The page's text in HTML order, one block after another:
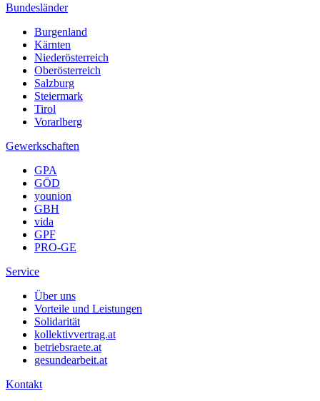
Bundesländer
Burgenland
Kärnten
Niederösterreich
Oberösterreich
Salzburg
Steiermark
Tirol
Vorarlberg
Gewerkschaften
GPA
GÖD
younion
GBH
vida
GPF
PRO-GE
Service
Über uns
Vorteile und Leistungen
Solidarität
kollektivvertrag.at
betriebsraete.at
gesundearbeit.at
Kontakt